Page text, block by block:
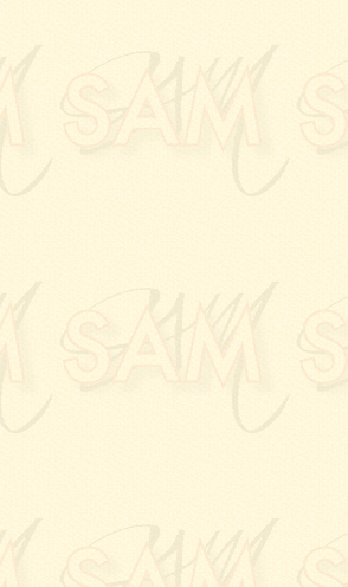
etMarc
PALLADION
des
à l' Hotel des
de